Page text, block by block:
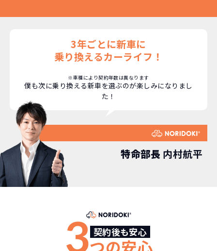
どこよりも安く
NORIDOKIは高残価設定を実現！
頭金不要で超低価格！
憧れのクルマが手軽に乗れ
NORIDOKIなら短期リースでも安いんです！常
に新車なので故障の心配がありませんし、急なラ
イフスタイルの変化にも対応が可能です。
NORIDOKIなら頭金・ボーナス払い・諸経費・税
金など一切不要！
月々「定額料金」をお支払い
いただくだけでご利用いただけます。
3年ごとに新車に
乗り換えるカーライフ！
※車種により契約年数は異なります
僕も次に乗り換える新車を選ぶのが楽しみになりまし
た！
特命部長 内村航平
契約後も安心
3つの安心